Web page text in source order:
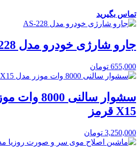
تماس بگیرید
جارو شارژی خودرو مدل AS-228
655,000 تومان
X15 قرمز
3,250,000 تومان